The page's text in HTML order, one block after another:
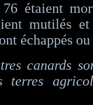
étaient
mutilés
échappés
canards
terres